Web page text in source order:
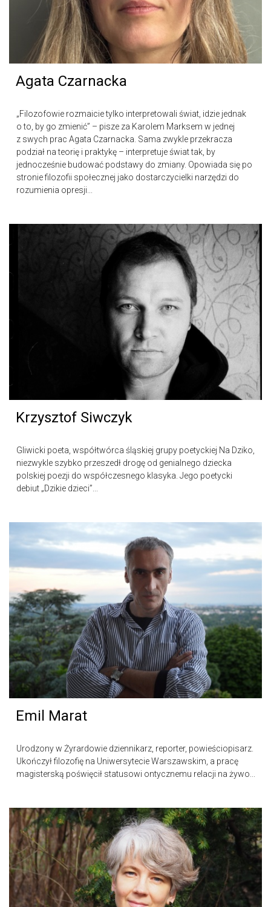
Agata Czarnacka
„Filozofowie rozmaicie tylko interpretowali świat, idzie jednak
o to, by go zmienić” – pisze za Karolem Marksem w jednej
z swych prac Agata Czarnacka. Sama zwykle przekracza
podział na teorię i praktykę – interpretuje świat tak, by
jednocześnie budować podstawy do zmiany. Opowiada się po
stronie filozofii społecznej jako dostarczycielki narzędzi do
rozumienia opresji...
Krzysztof Siwczyk
Gliwicki poeta, współtwórca śląskiej grupy poetyckiej Na Dziko,
niezwykle szybko przeszedł drogę od genialnego dziecka
polskiej poezji do współczesnego klasyka. Jego poetycki
debiut „Dzikie dzieci”...
Emil Marat
Urodzony w Żyrardowie dziennikarz, reporter, powieściopisarz.
Ukończył filozofię na Uniwersytecie Warszawskim, a pracę
magisterską poświęcił statusowi ontycznemu relacji na żywo...